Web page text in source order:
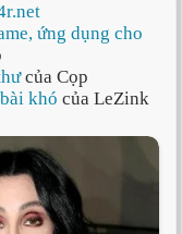
ứng dụng cho
của Cọp
khó của LeZink